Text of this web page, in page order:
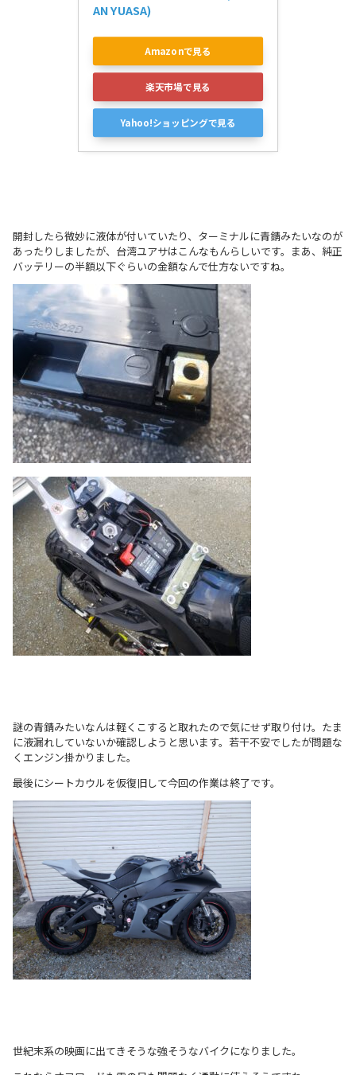
AN YUASA)
Amazonで見る
楽天市場で見る
Yahoo!ショッピングで見る
開封したら微妙に液体が付いていたり、ターミナルに青錆みたいなのが
あったりしましたが、台湾ユアサはこんなもんらしいです。まあ、純正
バッテリーの半額以下ぐらいの金額なんで仕方ないですね。
謎の青錆みたいなんは軽くこすると取れたので気にせず取り付け。たま
に液漏れしていないか確認しようと思います。若干不安でしたが問題な
くエンジン掛かりました。
最後にシートカウルを仮復旧して今回の作業は終了です。
世紀末系の映画に出てきそうな強そうなバイクになりました。